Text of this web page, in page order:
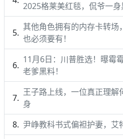
2025格莱美红毯，侃爷一
其他角色拥有的内存卡转场
也必须要有！
11月6日：川普胜选！曝霉
老爹黑料！
王子路上线，一位真正理解
身
尹峥教科书式偏袒护妻，艾